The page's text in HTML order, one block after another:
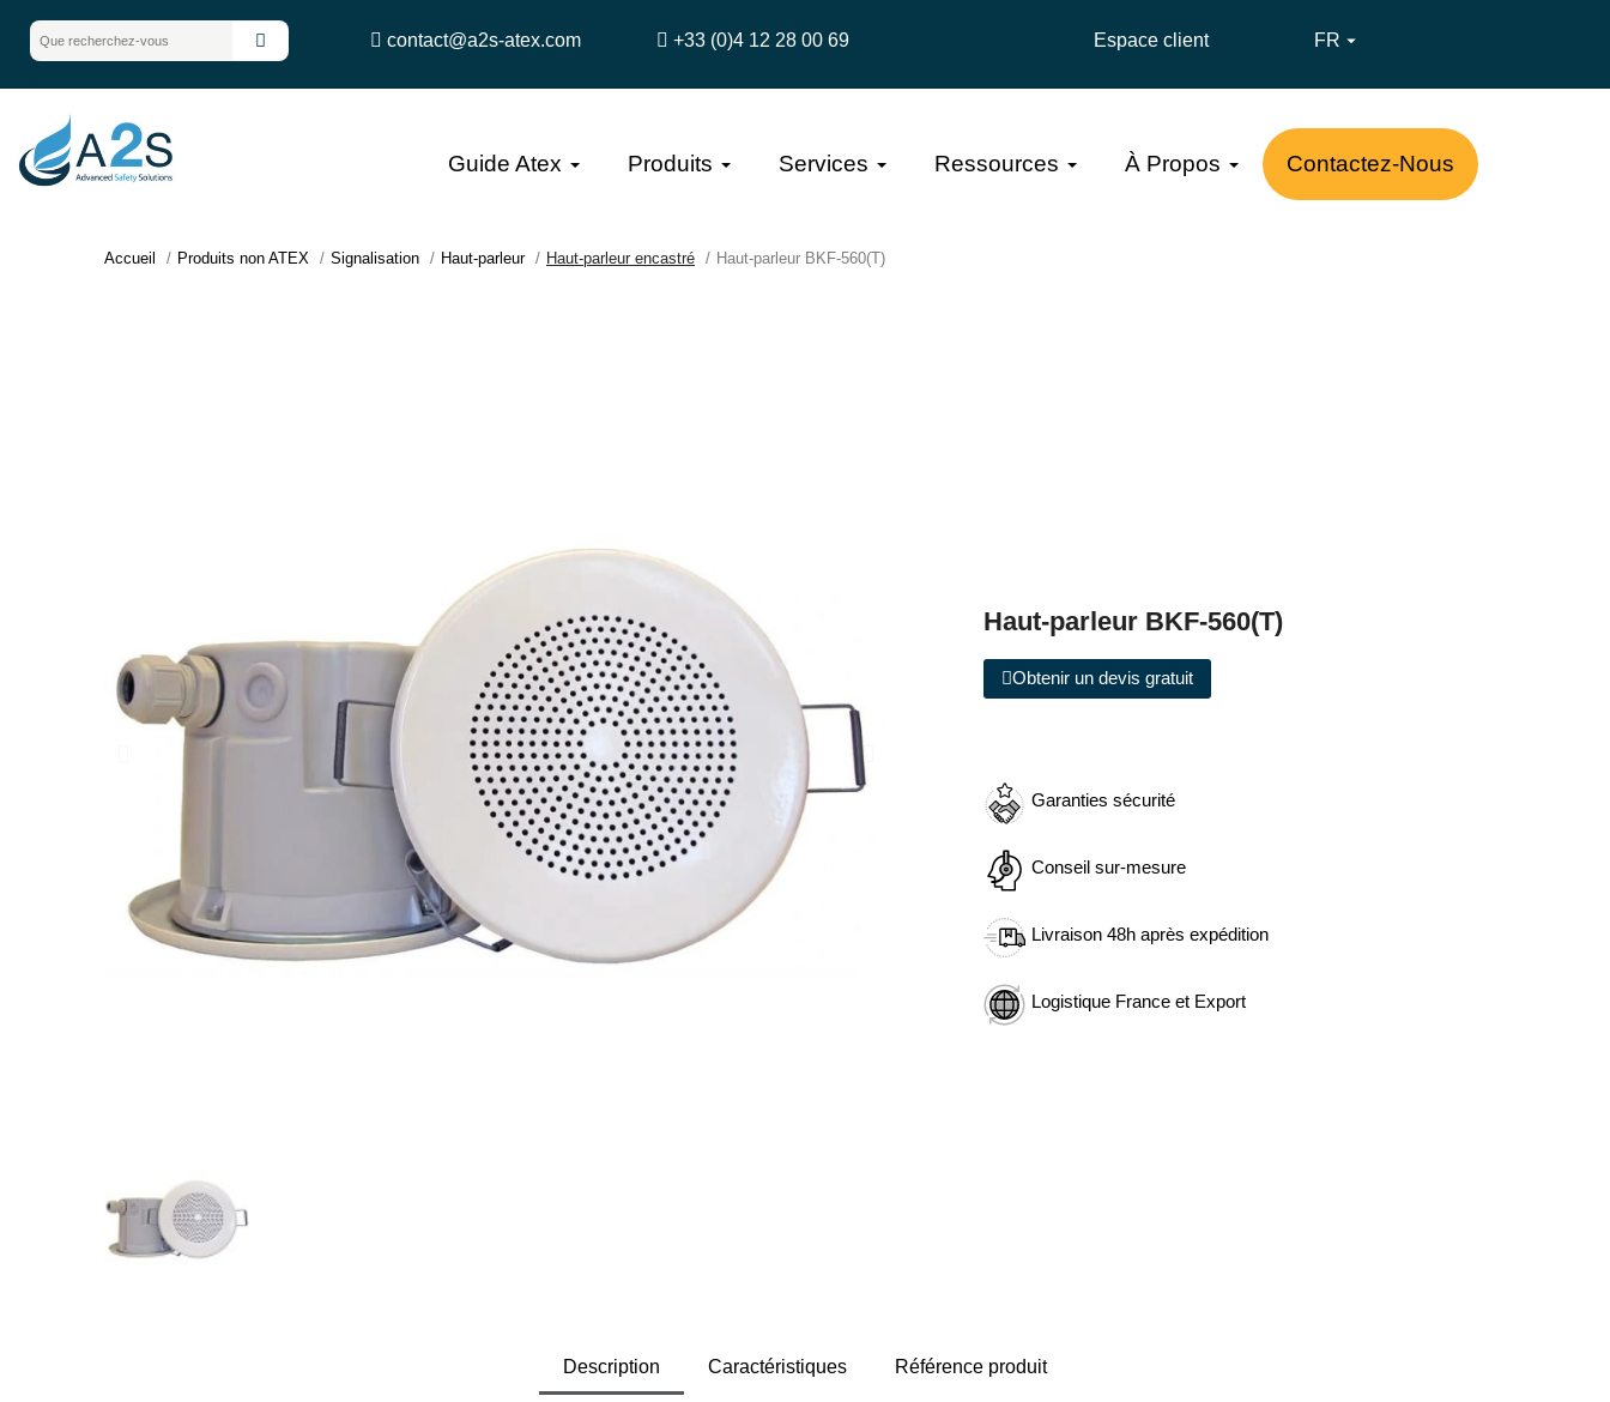
contact@a2s-atex.com +33 (0)4 12 28 00 69 Espace client FR 
Guide Atex Produits Services Ressources À Propos Contactez-Nous
Accueil Produits non ATEX Signalisation Haut-parleur Haut-parleur encastré Haut-parleur BKF-560(T)
Haut-parleur BKF-560(T)
Obtenir un devis gratuit
Garanties sécurité
Conseil sur-mesure
Livraison 48h après expédition
Logistique France et Export
Description Caractéristiques Référence produit